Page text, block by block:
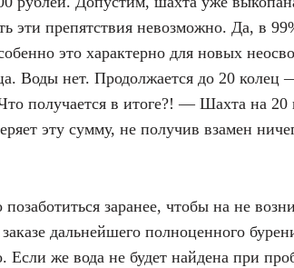
эти препятствия невозможно. Да, в
это характерно для новых
Воды нет. Продолжается до 20
получается в итоге?! — Шахта на
эту сумму, не получив взамен
заранее, чтобы на не
дальнейшего полноценного
Если же вода не будет найдена при